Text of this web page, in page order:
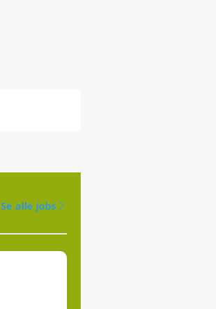
Se alle jobs